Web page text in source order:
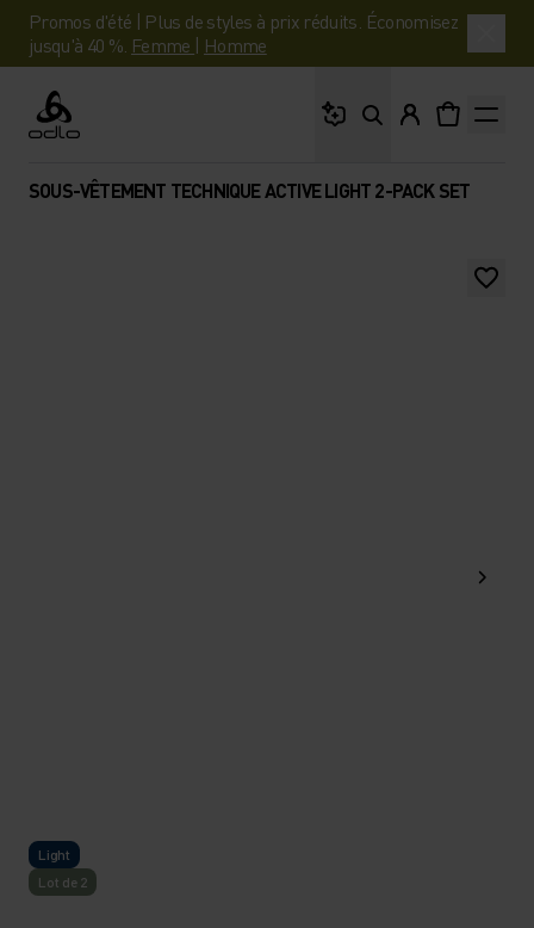
Promos d'été | Plus de styles à prix réduits. Économisez
jusqu'à 40 %. Femme | Homme
Odlo
SOUS-VÊTEMENT TECHNIQUE ACTIVE LIGHT 2-PACK SET
Light
Lot de 2